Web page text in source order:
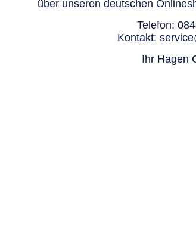
über unseren deutschen
Telefon:
Kontakt:
Ihr Hagen